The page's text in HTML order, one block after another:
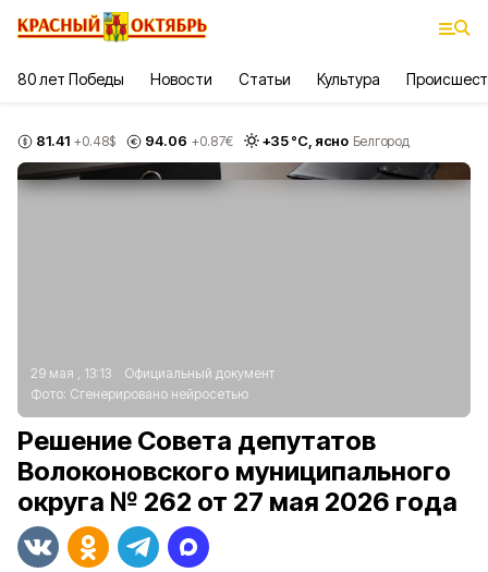
80 лет Победы Новости Статьи Культура
81.41 +0.48$ 94.06 +0.87€ +35°С, ясно Белгород
29 мая , 13:13
Официальный документ
Фото: Сгенерировано нейросетью
Решение Совета депутатов
Волоконовского муниципального
округа № 262 от 27 мая 2026 года